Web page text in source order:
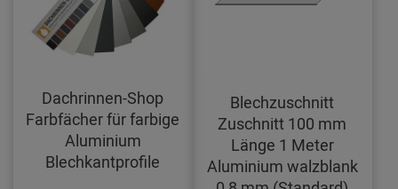
Dachrinnen-Shop
Farbfächer für farbige
Aluminium
Blechkantprofile
Blechzuschnitt
Zuschnitt 100 mm
Länge 1 Meter
Aluminium walzblank